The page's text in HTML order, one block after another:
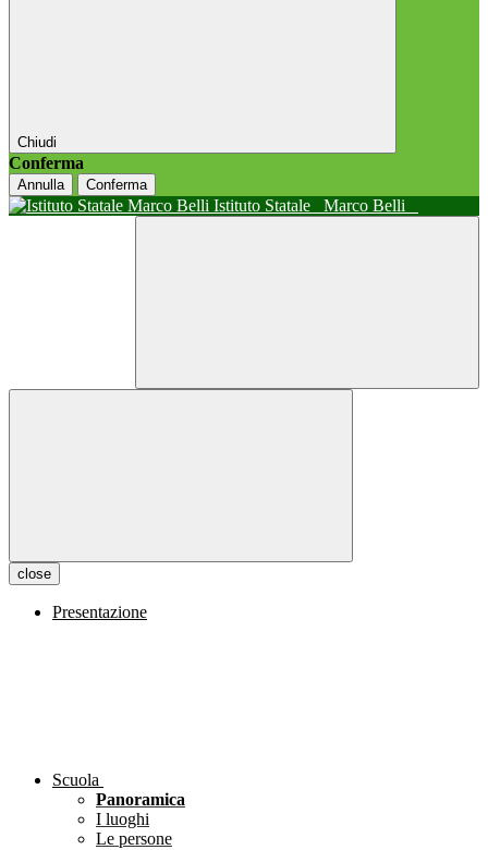
Chiudi
Conferma
Annulla Conferma
Istituto Statale Marco Belli
close
Presentazione
Scuola
Panoramica
I luoghi
Le persone